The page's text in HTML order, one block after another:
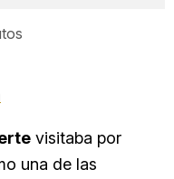
visitaba por
una de las